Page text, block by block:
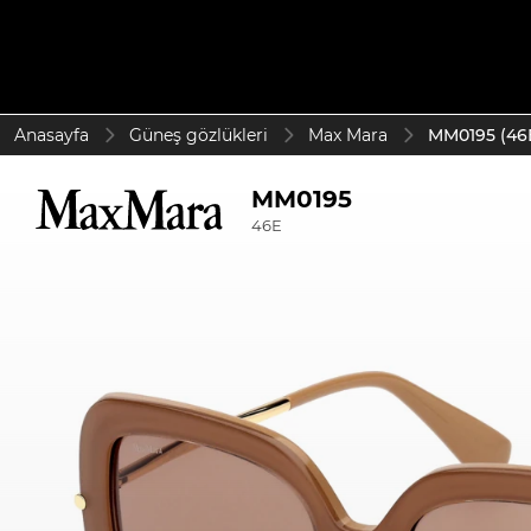
Anasayfa Güneş gözlükleri Max Mara MM0195
MM0195
46E